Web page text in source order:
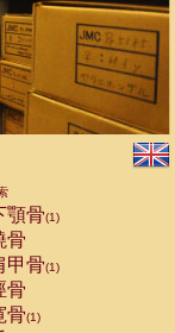
顎骨(1)
骨
甲骨(1)
骨
骨(1)